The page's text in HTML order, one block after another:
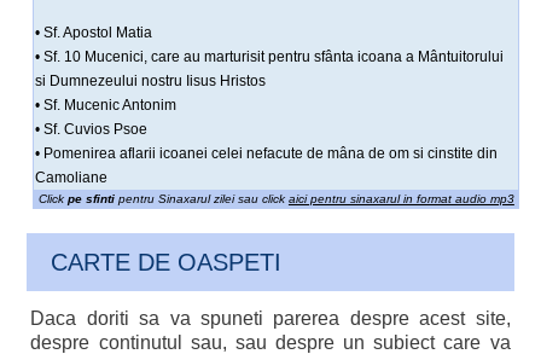
• Sf. Apostol Matia
• Sf. 10 Mucenici, care au marturisit pentru sfânta icoana a Mântuitorului
si Dumnezeului nostru Iisus Hristos
• Sf. Mucenic Antonim
• Sf. Cuvios Psoe
• Pomenirea aflarii icoanei celei nefacute de mâna de om si cinstite din
Camoliane
Click pe sfintipentru Sinaxarul zilei sau click aici pentru sinaxarul in format audio mp3
CARTE DE OASPETI
Daca doriti sa va spuneti parerea despre acest site,
despre continutul sau, sau despre un subiect care va